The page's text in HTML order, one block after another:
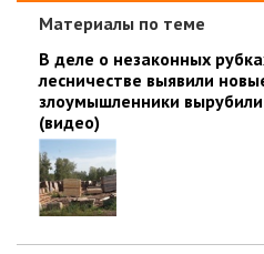
Материалы по теме
В деле о незаконных
лесничестве выявили
злоумышленники
(видео)